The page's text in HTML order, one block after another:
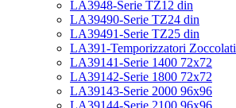
LA3948-Serie TZ12 din
LA39490-Serie TZ24 din
LA39491-Serie TZ25 din
LA391-Temporizzatori Zoccolati
LA39141-Serie 1400 72x72
LA39142-Serie 1800 72x72
LA39143-Serie 2000 96x96
LA39144-Serie 2100 96x96